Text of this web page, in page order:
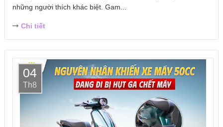
những người thích khác biệt. Gam...
Chi tiết
04
Th8